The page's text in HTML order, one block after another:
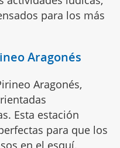
para los más
Aragonés
Aragonés,
Esta estación
para que los